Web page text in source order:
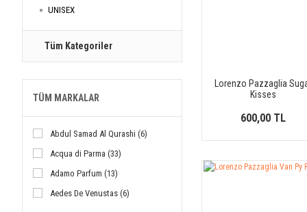
UNISEX
Tüm Kategoriler
TÜM MARKALAR
Abdul Samad Al Qurashi (6)
Acqua di Parma (33)
Adamo Parfum (13)
Aedes De Venustas (6)
Lorenzo Pazzaglia
Kisses
600,00 TL